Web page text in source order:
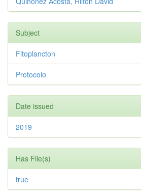
Subject
Fitoplancton
Protocolo
Date issued
2019
Has File(s)
true